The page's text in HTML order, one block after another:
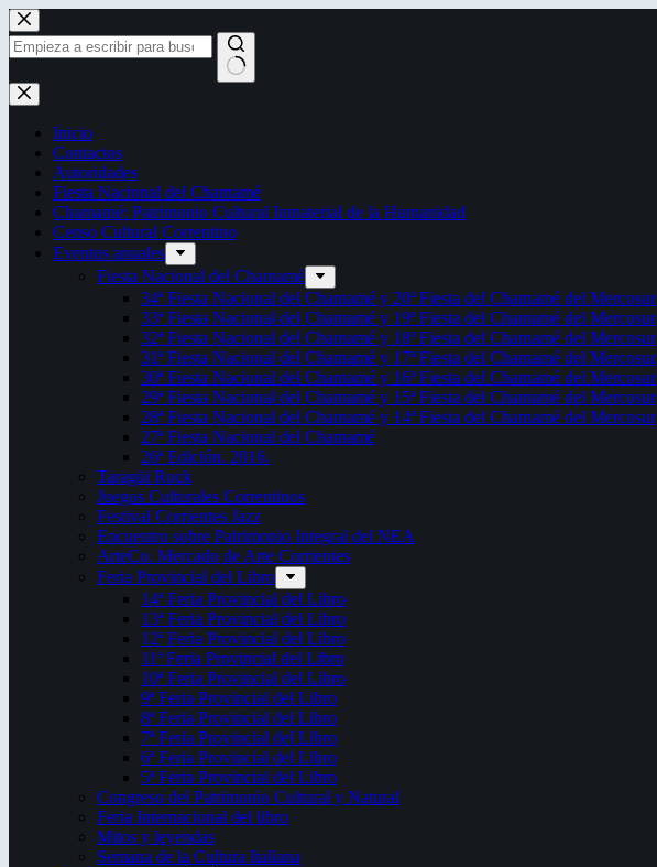
Saltar
al
contenido
Sin
resultados
Inicio
Contactos
Autoridades
Fiesta Nacional del Chamamé
Chamamé: Patrimonio Cultural Inmaterial de la Humanidad
Censo Cultural Correntino
Eventos anuales
Fiesta Nacional del Chamamé
34ª Fiesta Nacional del Chamamé y 20ª Fiesta del Chamamé del Mercosur
33ª Fiesta Nacional del Chamamé y 19ª Fiesta del Chamamé del Mercosur
32ª Fiesta Nacional del Chamamé y 18ª Fiesta del Chamamé del Mercosur
31ª Fiesta Nacional del Chamamé y 17ª Fiesta del Chamamé del Mercosur
30ª Fiesta Nacional del Chamamé y 16ª Fiesta del Chamamé del Mercosur
29ª Fiesta Nacional del Chamamé y 15ª Fiesta del Chamamé del Mercosur
28ª Fiesta Nacional del Chamamé y 14ª Fiesta del Chamamé del Mercosur
27ª Fiesta Nacional del Chamamé
26ª Edición. 2016.
Taragüi Rock
Juegos Culturales Correntinos
Festival Corrientes Jazz
Encuentro sobre Patrimonio Integral del NEA
ArteCo. Mercado de Arte Corrientes
Feria Provincial del Libro
14ª Feria Provincial del Libro
13ª Feria Provincial del Libro
12ª Feria Provincial del Libro
11ª Feria Provincial del Libro
10ª Feria Provincial del Libro
9ª Feria Provincial del Libro
8ª Feria Provincial del Libro
7ª Feria Provincial del Libro
6ª Feria Provincial del Libro
5ª Feria Provincial del Libro
Congreso del Patrimonio Cultural y Natural
Feria Internacional del libro
Mitos y leyendas
Semana de la Cultura Italiana